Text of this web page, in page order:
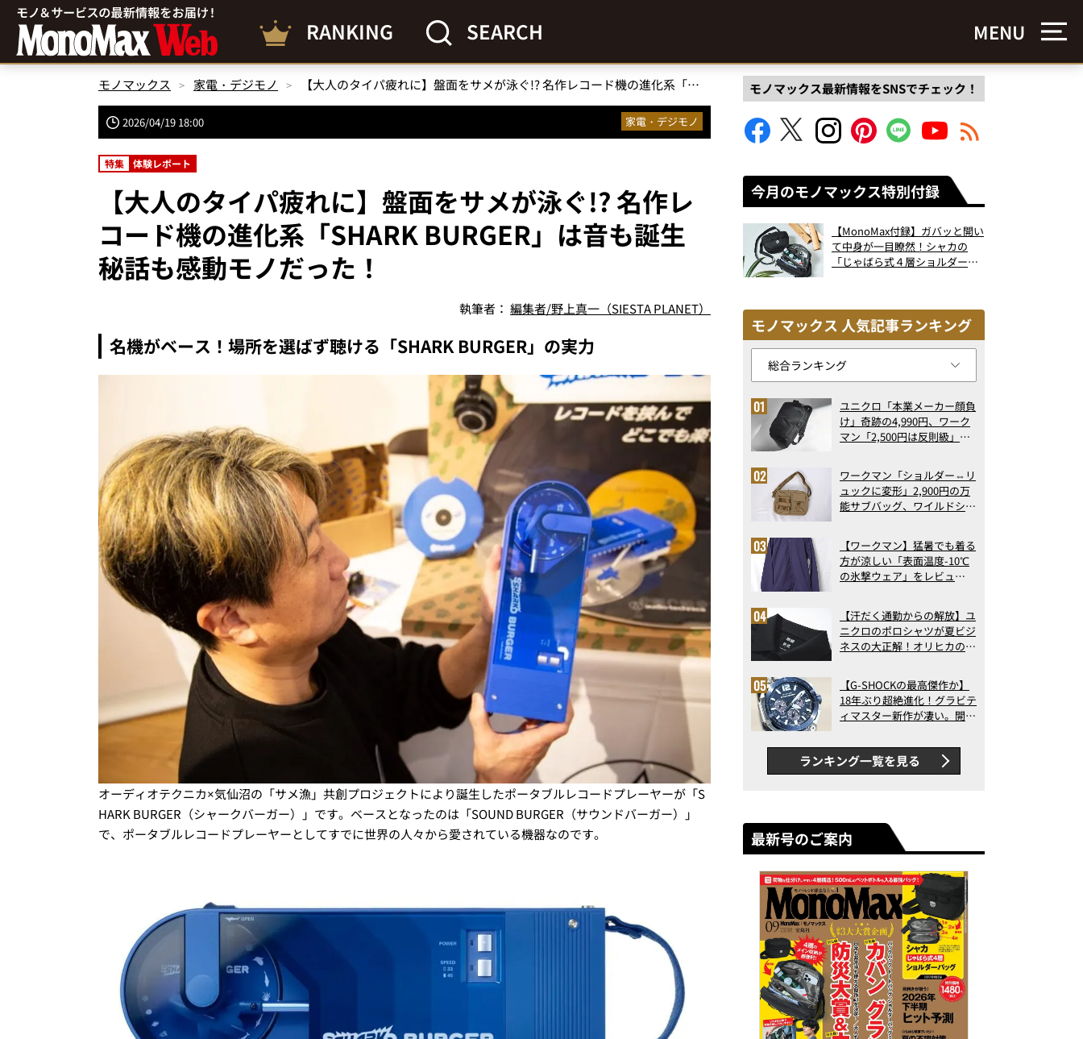
RANKING SEARCH MENU
モノマックス 家電・デジモノ 【大人のタイパ疲れに】盤面をサメが泳ぐ!? 名作レコード機の進化系「SHARK BURGER」は音も誕生秘話も感動モノだった！
2026/04/19 18:00 家電・デジモノ
特集 体験レポート
【大人のタイパ疲れに】盤面をサメが泳ぐ!? 名作レ
コード機の進化系「SHARK BURGER」は音も誕生
秘話も感動モノだった！
執筆者： 編集者/野上真一（SIESTA PLANET）
名機がベース！場所を選ばず聴ける「SHARK BURGER」の実力
オーディオテクニカ×気仙沼の「サメ漁」共創プロジェクトにより誕生したポータブルレコードプレーヤーが「S
HARK BURGER（シャークバーガー）」です。ベースとなったのは「SOUND BURGER（サウンドバーガー）」
で、ポータブルレコードプレーヤーとしてすでに世界の人々から愛されている機器なのです。
モノマックス最新情報をSNSでチェック！
今月のモノマックス特別付録
【MonoMax付録】ガバッと開い
て中身が一目瞭然！シャカの
「じゃばら式４層ショルダーバ
モノマックス 人気記事ランキング
ユニクロ「本業メーカー顔負
け」奇跡の4,990円、ワーク
マン「2,500円は反則級」凄
ト3】（2026年6月版）
ワークマン「ショルダー⇔リ
ュックに変形」2,900円の万
能サブバッグ、ワイルドシン
記事ランキングベスト3】
（2026年6月版）
【ワークマン】猛暑でも着る
方が涼しい「表面温度-10℃
の氷撃ウェア」をレビュ
【汗だく通勤からの解放】ユ
ニクロのポロシャツが夏ビジ
ネスの大正解！オリヒカの透
アの実力
【G-SHOCKの最高傑作か】
18年ぶり超絶進化！グラビテ
ィマスター新作が凄い。開発
新ムーブメントの衝撃
ランキング一覧を見る
最新号のご案内